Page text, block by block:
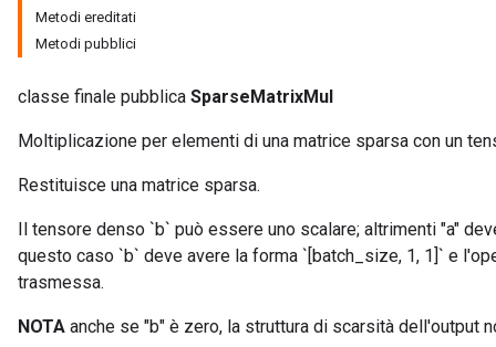
Metodi ereditati
Metodi pubblici
classe finale pubblica SparseMatrixMul
Moltiplicazione per elementi di una matrice sparsa con un
Restituisce una matrice sparsa.
Il tensore denso `b` può essere uno scalare; altrimenti "a"
questo caso `b` deve avere la forma `[batch_size, 1, 1]` e
trasmessa.
NOTA anche se "b" è zero, la struttura di scarsità dell'output